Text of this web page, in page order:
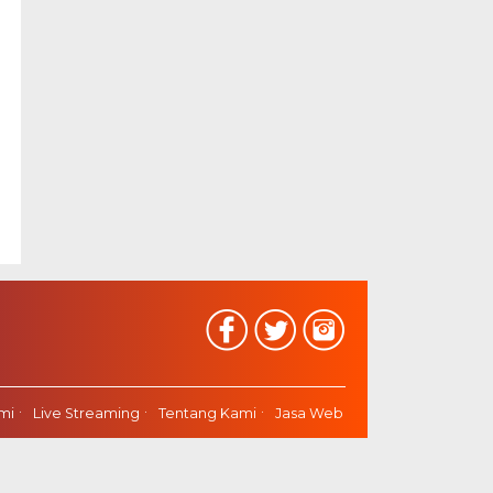
Live Streaming Tentang Kami Jasa Web